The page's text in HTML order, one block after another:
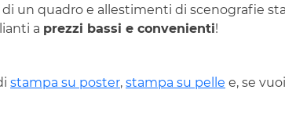
un quadro e allestimenti di scenografie
a prezzi bassi e convenienti!
stampa su poster, stampa su pelle e, se